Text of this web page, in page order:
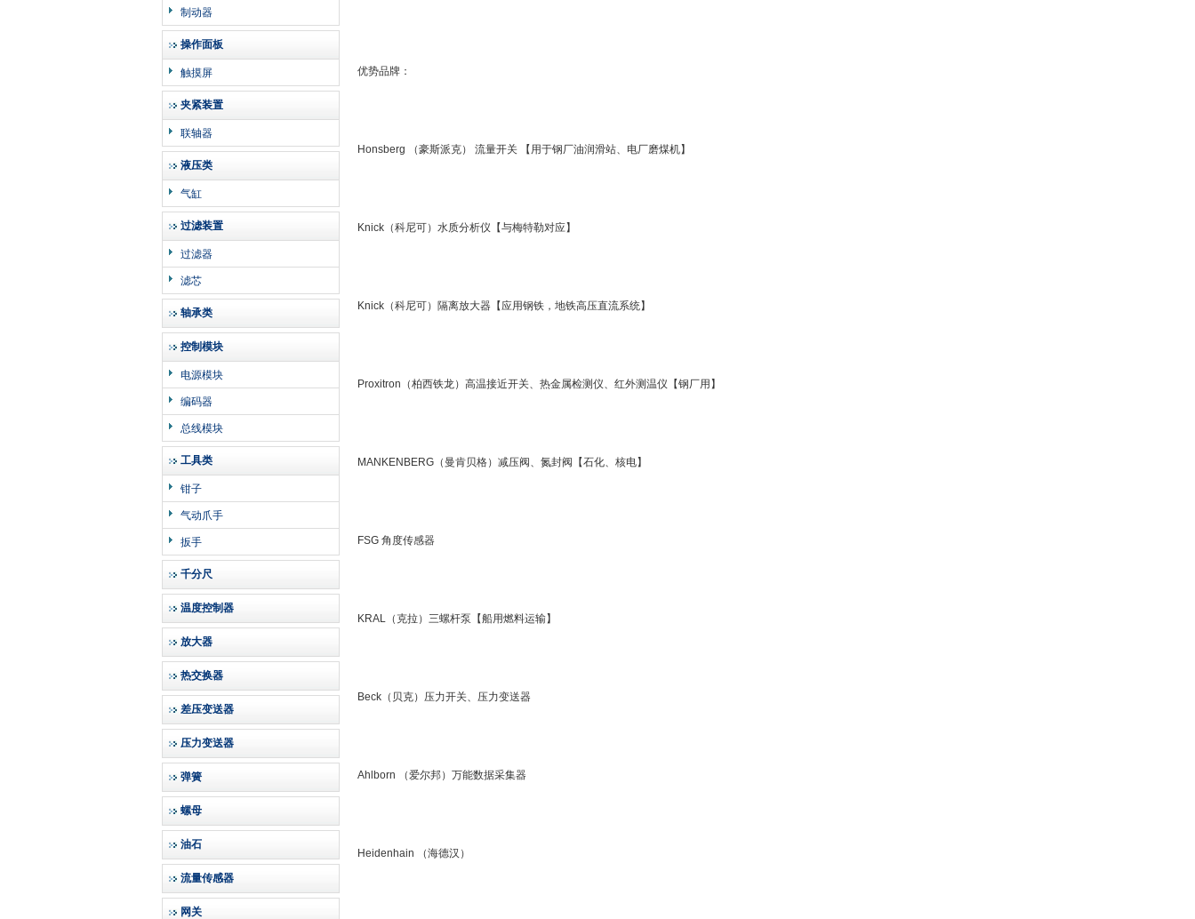
制动器
操作面板
触摸屏
夹紧装置
联轴器
液压类
气缸
过滤装置
过滤器
滤芯
轴承类
控制模块
电源模块
编码器
总线模块
工具类
钳子
气动爪手
扳手
千分尺
温度控制器
放大器
热交换器
差压变送器
压力变送器
弹簧
螺母
油石
流量传感器
网关
优势品牌：
Honsberg （豪斯派克） 流量开关 【用于钢厂油润滑站、电厂磨煤机】
Knick（科尼可）水质分析仪【与梅特勒对应】
Knick（科尼可）隔离放大器【应用钢铁，地铁高压直流系统】
Proxitron（柏西铁龙）高温接近开关、热金属检测仪、红外测温仪【钢厂用】
MANKENBERG（曼肯贝格）减压阀、氮封阀【石化、核电】
FSG 角度传感器
KRAL（克拉）三螺杆泵【船用燃料运输】
Beck（贝克）压力开关、压力变送器
Ahlborn （爱尔邦）万能数据采集器
Heidenhain （海德汉）